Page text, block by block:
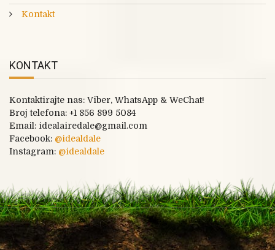
Kontakt
KONTAKT
Kontaktirajte nas: Viber, WhatsApp & WeChat!
Broj telefona: +1 856 899 5084
Email: idealairedale@gmail.com
Facebook: @idealdale
Instagram: @idealdale